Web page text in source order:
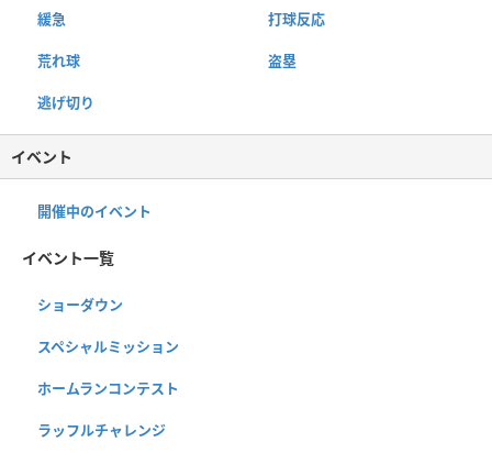
緩急 打球反応
荒れ球 盗塁
逃げ切り
イベント
開催中のイベント
イベント一覧
ショーダウン
スペシャルミッション
ホームランコンテスト
ラッフルチャレンジ